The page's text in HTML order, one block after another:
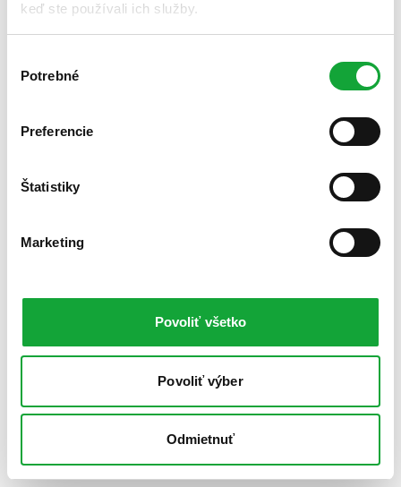
keď ste používali ich služby.
súhlasu
Potrebné
Preferencie
Štatistiky
Marketing
Povoliť všetko
Povoliť výber
Odmietnuť